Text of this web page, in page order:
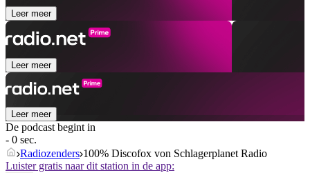
Leer meer
Leer meer
Leer meer
De podcast begint in
- 0 sec.
Radiozenders 100% Discofox von Schlagerplanet Radio
Luister gratis naar dit station in de app: